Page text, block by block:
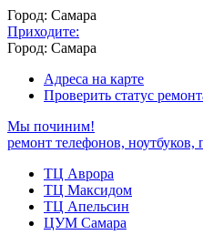
Город: Самара
Приходите:
Город: Самара
Адреса на карте
Проверить статус
Мы починим!
ремонт телефонов,
ТЦ Аврора
ТЦ Максидом
ТЦ Апельсин
ЦУМ Самара